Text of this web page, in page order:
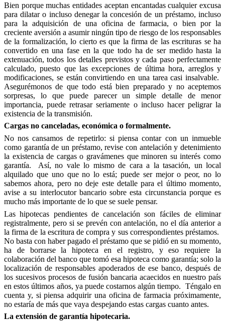
Bien porque muchas entidades aceptan encantadas cualquier excusa
para dilatar o incluso denegar la concesión de un préstamo, incluso
para la adquisición de una oficina de farmacia, o bien por la
creciente aversión a asumir ningún tipo de riesgo de los responsables
de la formalización, lo cierto es que la firma de las escrituras se ha
convertido en una fase en la que todo ha de ser medido hasta la
extenuación, todos los detalles previstos y cada paso perfectamente
calculado, puesto que las excepciones de última hora, arreglos y
modificaciones, se están convirtiendo en una tarea casi insalvable.
Asegurémonos de que todo está bien preparado y no aceptemos
sorpresas, lo que puede parecer un simple detalle de menor
importancia, puede retrasar seriamente o incluso hacer peligrar la
existencia de la transmisión.
Cargas no canceladas, económica o formalmente.
No nos cansamos de repetirlo: si piensa contar con un inmueble
como garantía de un préstamo, revise con antelación y detenimiento
la existencia de cargas o gravámenes que minoren su interés como
garantía. Así, no vale lo mismo de cara a la tasación, un local
alquilado que uno que no lo está; puede ser mejor o peor, no lo
sabemos ahora, pero no deje este detalle para el último momento,
avise a su interlocutor bancario sobre esta circunstancia porque es
mucho más importante de lo que se suele pensar.
Las hipotecas pendientes de cancelación son fáciles de eliminar
registralmente, pero si se prevén con antelación, no el día anterior a
la firma de la escritura de compra y sus correspondientes préstamos.
No basta con haber pagado el préstamo que se pidió en su momento,
ha de borrarse la hipoteca en el registro, y eso requiere la
colaboración del banco que tomó esa hipoteca como garantía; solo la
localización de responsables apoderados de ese banco, después de
los sucesivos procesos de fusión bancaria acaecidos en nuestro país
en estos últimos años, ya puede costarnos algún tiempo. Téngalo en
cuenta y, si piensa adquirir una oficina de farmacia próximamente,
no estaría de más que vaya despejando estas cargas cuanto antes.
La extensión de garantía hipotecaria.